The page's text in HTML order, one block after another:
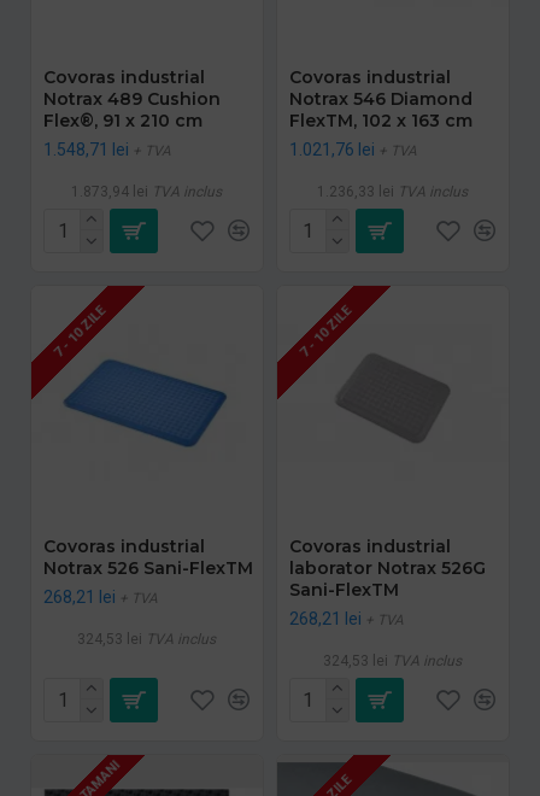
Covoras industrial
Notrax 489 Cushion
Flex®, 91 x 210 cm
1.548,71 lei + TVA
1.873,94 lei TVA inclus
Covoras industrial
Notrax 546 Diamond
FlexTM, 102 x 163 cm
1.021,76 lei + TVA
1.236,33 lei TVA inclus
7 - 10 ZILE
Covoras industrial
Notrax 526 Sani-FlexTM
268,21 lei + TVA
324,53 lei TVA inclus
7 - 10 ZILE
Covoras industrial
laborator Notrax 526G
Sani-FlexTM
268,21 lei + TVA
324,53 lei TVA inclus